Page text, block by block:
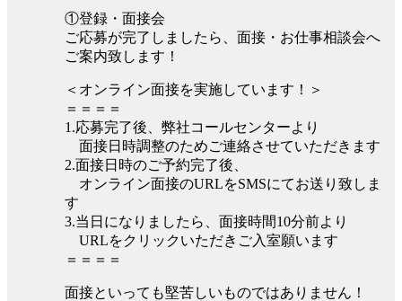
①登録・面接会
ご応募が完了しましたら、面接・お仕事相談会へ
ご案内致します！
＜オンライン面接を実施しています！＞
＝＝＝＝
1.応募完了後、弊社コールセンターより
面接日時調整のためご連絡させていただきます
2.面接日時のご予約完了後、
オンライン面接のURLをSMSにてお送り致しま
す
3.当日になりましたら、面接時間10分前より
URLをクリックいただきご入室願います
＝＝＝＝
面接といっても堅苦しいものではありません！